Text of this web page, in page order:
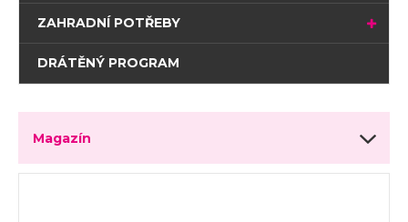
ZAHRADNÍ POTŘEBY
DRÁTĚNÝ PROGRAM
Magazín